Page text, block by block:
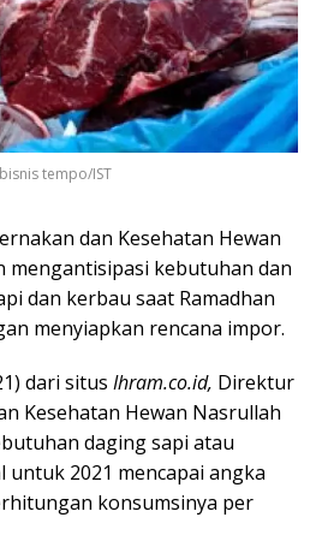
tempo/IST
dan Kesehatan Hewan
mengantisipasi kebutuhan dan
dan kerbau saat Ramadhan
menyiapkan rencana impor.
dari situs Ihram.co.id, Direktur
Kesehatan Hewan Nasrullah
daging sapi atau
untuk 2021 mencapai angka
konsumsinya per